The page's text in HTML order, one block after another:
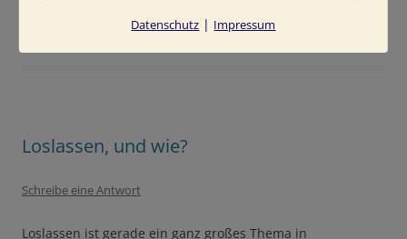
Ordnung,Schreibtisch.
Loslassen, und wie?
Schreibe eine Antwort
Loslassen ist gerade ein ganz großes Thema in
Datenschutz | Impressum